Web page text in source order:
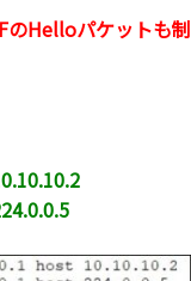
のHelloパケットも制